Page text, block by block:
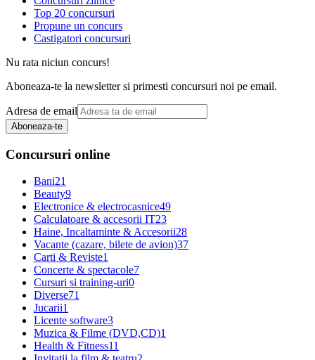
Top 20 concursuri
Propune un concurs
Castigatori concursuri
Nu rata niciun concurs!
Aboneaza-te la newsletter si primesti concursuri noi pe email.
Adresa de email
Aboneaza-te
Concursuri online
Bani21
Beauty9
Electronice & electrocasnice49
Calculatoare & accesorii IT23
Haine, Incaltaminte & Accesorii28
Vacante (cazare, bilete de avion)37
Carti & Reviste1
Concerte & spectacole7
Cursuri si training-uri0
Diverse71
Jucarii1
Licente software3
Muzica & Filme (DVD,CD)1
Health & Fitness11